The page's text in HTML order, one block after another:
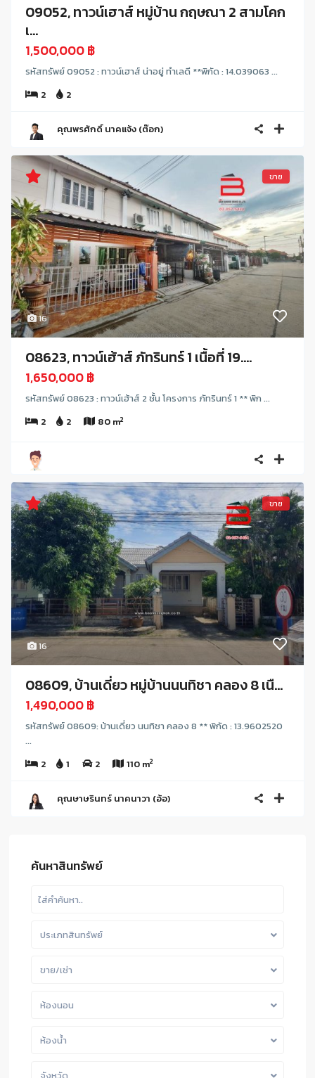
09052, ทาวน์เฮาส์ หมู่บ้าน กฤษณา 2 สามโคก
เ...
1,500,000 ฿
รหัสทรัพย์ 09052 : ทาวน์เฮาส์ น่าอยู่ ทำเลดี **พิกัด : 14.039063 ...
2
2
คุณพรศักดิ์ นาคแจ้ง (ต๊อก)
16
ขาย
08623, ทาวน์เฮ้าส์ ภัทรินทร์ 1 เนื้อที่ 19....
1,650,000 ฿
รหัสทรัพย์ 08623 : ทาวน์เฮ้าส์ 2 ชั้น โครงการ ภัทรินทร์ 1 ** พิก ...
2
2 80 m2
16
ขาย
08609, บ้านเดี่ยว หมู่บ้านนนทิชา คลอง 8 เนื...
1,490,000 ฿
รหัสทรัพย์ 08609: บ้านเดี่ยว นนทิชา คลอง 8 ** พิกัด : 13.9602520
...
2
1 2 110 m2
คุณษาษรินทร์ นาคนาวา (อ้อ)
ค้นหาสินทรัพย์
ประเภทสินทรัพย์
ขาย/เช่า
ห้องนอน
ห้องน้ำ